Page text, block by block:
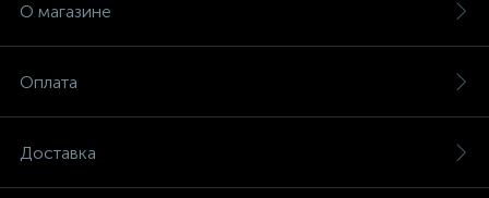
О магазине
Оплата
Доставка